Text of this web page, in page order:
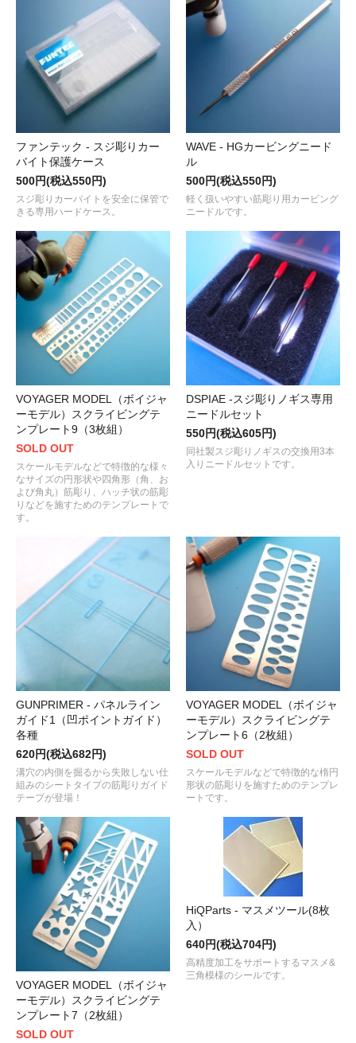
ファンテック - スジ彫りカー
バイト保護ケース
500円(税込550円)
スジ彫りカーバイトを安全に保管で
きる専用ハードケース。
WAVE - HGカービングニード
ル
500円(税込550円)
軽く扱いやすい筋彫り用カービング
ニードルです。
VOYAGER MODEL（ボイジャ
ーモデル）スクライビングテ
ンプレート9（3枚組）
SOLD OUT
スケールモデルなどで特徴的な様々
なサイズの円形状や四角形（角、お
よび角丸）筋彫り、ハッチ状の筋彫
りなどを施すためのテンプレートで
す。
DSPIAE -スジ彫りノギス専用
ニードルセット
550円(税込605円)
同社製スジ彫りノギスの交換用3本
入りニードルセットです。
GUNPRIMER - パネルライン
ガイド1（凹ポイントガイド）
各種
620円(税込682円)
溝穴の内側を掘るから失敗しない仕
組みのシートタイプの筋彫りガイド
テープが登場！
VOYAGER MODEL（ボイジャ
ーモデル）スクライビングテ
ンプレート6（2枚組）
SOLD OUT
スケールモデルなどで特徴的な楕円
形状の筋彫りを施すためのテンプレ
ートです。
VOYAGER MODEL（ボイジャ
ーモデル）スクライビングテ
ンプレート7（2枚組）
SOLD OUT
HiQParts - マスメツール(8枚
入）
640円(税込704円)
高精度加工をサポートするマスメ&
三角模様のシールです。